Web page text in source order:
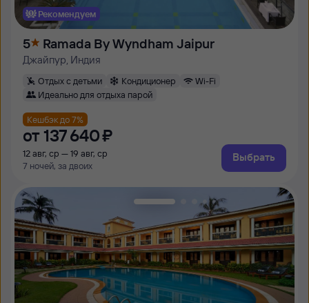
Рекомендуем
5 Ramada By Wyndham Jaipur
Джайпур, Индия
Отдых с детьми Кондиционер
Wi-Fi
Идеально для отдыха парой
Кешбэк до 7%
от 137 ⁠640 ⁠₽
12 авг, ср — 19 авг, ср
7 ночей, за двоих
Выбрать